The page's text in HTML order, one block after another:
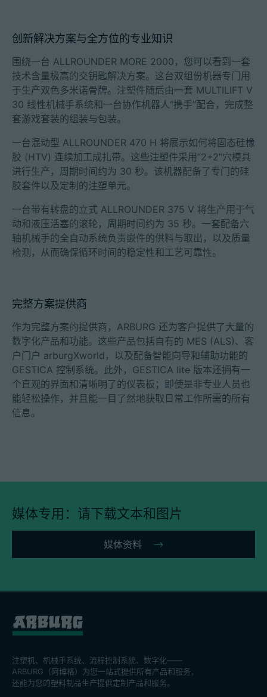
创新解决方案与全方位的专业知识
围绕一台 ALLROUNDER MORE 2000，您可以看到一套
技术含量极高的交钥匙解决方案。这台双组份机器专门用
于生产双色多米诺骨牌。注塑件随后由一套 MULTILIFT V
30 线性机械手系统和一台协作机器人“携手”配合，完成整
套游戏套装的组装与包装。
一台混动型 ALLROUNDER 470 H 将展示如何将固态硅橡
胶 (HTV) 连续加工成扎带。这些注塑件采用“2+2”穴模具
进行生产，周期时间约为 30 秒。该机器配备了专门的硅
胶套件以及定制的注塑单元。
一台带有转盘的立式 ALLROUNDER 375 V 将生产用于气
动和液压活塞的滚轮，周期时间约为 35 秒。一套配备六
轴机械手的全自动系统负责嵌件的供料与取出，以及质量
检测，从而确保循环时间的稳定性和工艺可靠性。
完整方案提供商
作为完整方案的提供商，ARBURG 还为客户提供了大量的
数字化产品和功能。这些产品包括自有的 MES (ALS)、客
户门户 arburgXworld，以及配备智能向导和辅助功能的
GESTICA 控制系统。此外，GESTICA lite 版本还拥有一
个直观的界面和清晰明了的仪表板；即使是非专业人员也
能轻松操作，并且能一目了然地获取日常工作所需的所有
信息。
媒体专用：请下载文本和图片
媒体资料
注塑机、机械手系统、流程控制系統、数字化——
ARBURG（阿博格）为您一站式提供所有产品和服务，
还能为您的塑料制品生产提供定制产品和服务。